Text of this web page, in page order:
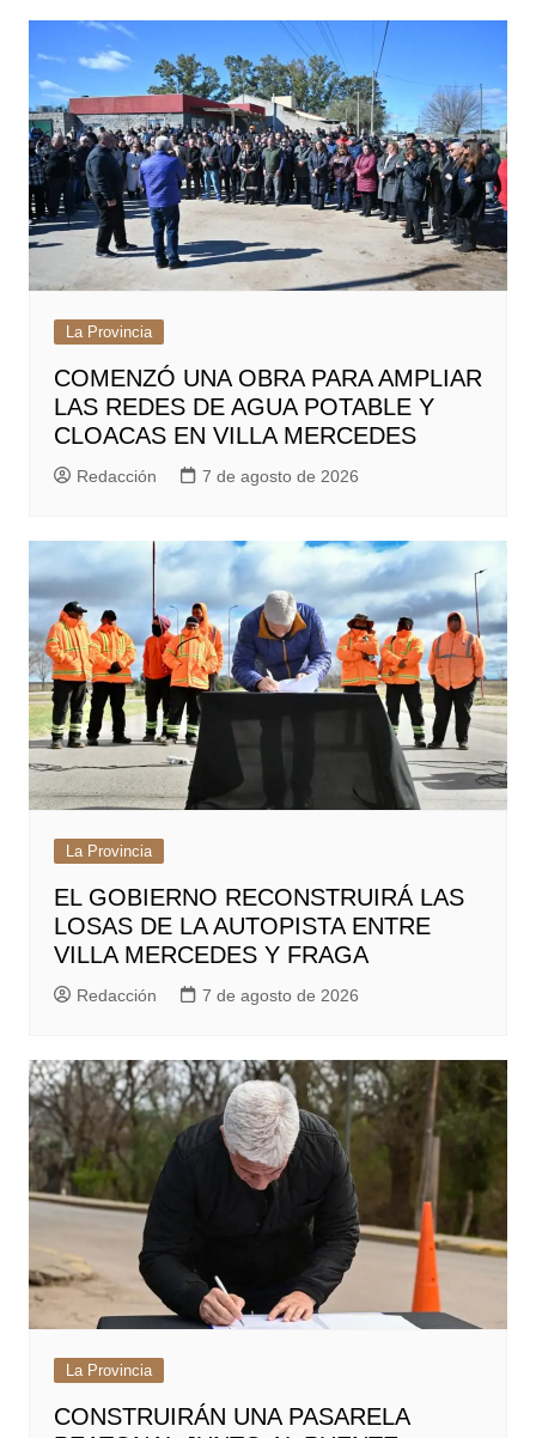
La Provincia
COMENZÓ UNA OBRA PARA AMPLIAR
LAS REDES DE AGUA POTABLE Y
CLOACAS EN VILLA MERCEDES
Redacción 7 de agosto de 2026
La Provincia
EL GOBIERNO RECONSTRUIRÁ LAS
LOSAS DE LA AUTOPISTA ENTRE
VILLA MERCEDES Y FRAGA
Redacción 7 de agosto de 2026
La Provincia
CONSTRUIRÁN UNA PASARELA